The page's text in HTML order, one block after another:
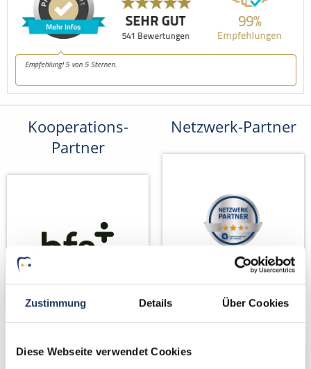
Zustimmung Details Über Cookies
Diese Webseite verwendet Cookies
Kooperations-
Partner
Netzwerk-Partner
Partner von